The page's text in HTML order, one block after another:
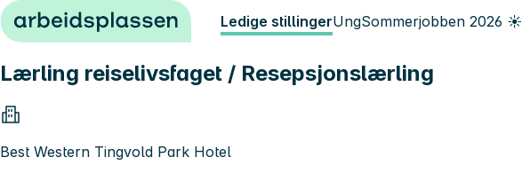
Hopp til innhold Ledige stillingerUngSommerjobben 2026 ☀️
Lærling reiselivsfaget / Resepsjonslærling
Best Western Tingvold Park Hotel